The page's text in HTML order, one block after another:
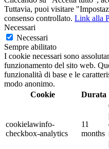
Tuttavia, puoi visitare
consenso controllato. Link alla
Necessari
Necessari
Sempre abilitato
I cookie necessari sono
funzionamento del sito web.
funzionalità di base e le
modo anonimo.
Cookie
Durata
cookielawinfo-
checkbox-analytics
11
months